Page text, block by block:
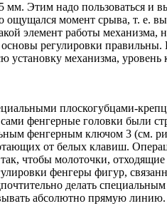
Этим надо пользоваться и
момент срыва, т. е.
элемент работы механизма,
регулировки правильны.
установку механизма, уровень
плоскогубцами-
фенгерные головки были
фенгерным ключом 3 (см.
от белых клавиш.
чтобы молоточки, отходящие
фенгеры фигур,
делать
абсолютно прямую линию.